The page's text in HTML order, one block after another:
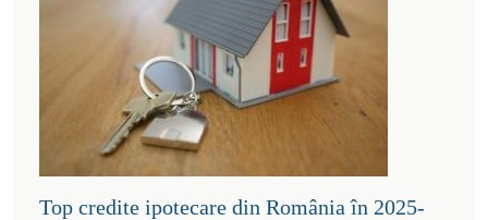
Top credite ipotecare din România în 2025-